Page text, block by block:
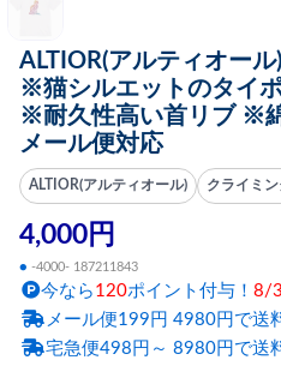
ALTIOR(アルティオー
※猫シルエットのタイ
※耐久性高い首リブ ※
メール便対応
ALTIOR(アルティオール) クライミ
4,000円
● -4000- 187211843
今なら 120ポイント付与！ 8/
メール便199円 4980円で送
宅急便498円～ 8980円で送